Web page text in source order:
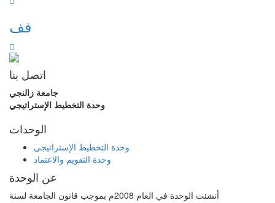
فف
اتصل بنا
جامعة زالنجي
وحدة التخطيط الإستراتيجي
الوحدات
وحدة التخطيط الإستراتيجي
وحدة التقويم والاعتماد
عن الوحدة
أنشئت الوحدة في العام 2008م بموجب قانون الجامعة لسنة